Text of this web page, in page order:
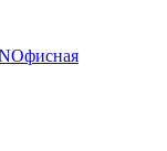
Офисная